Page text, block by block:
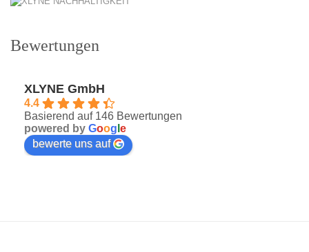
Bewertungen
XLYNE GmbH
4.4
Basierend auf 146 Bewertungen
powered by Goog e
bewerte uns auf